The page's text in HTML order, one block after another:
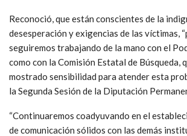
Reconoció, que están conscientes de la
desesperación y exigencias de las víctimas,
seguiremos trabajando de la mano con el
como con la Comisión Estatal de Búsqueda,
mostrado sensibilidad para atender esta
la Segunda Sesión de la Diputación
“Continuaremos coadyuvando en el
de comunicación sólidos con las demás